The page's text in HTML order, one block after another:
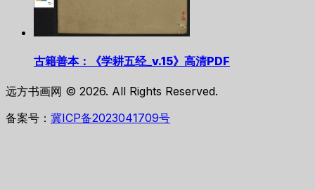
古籍善本：《学耕五经_v.15》高清PDF
远方书画网 © 2026. All Rights Reserved.
备案号： 冀ICP备2023041709号